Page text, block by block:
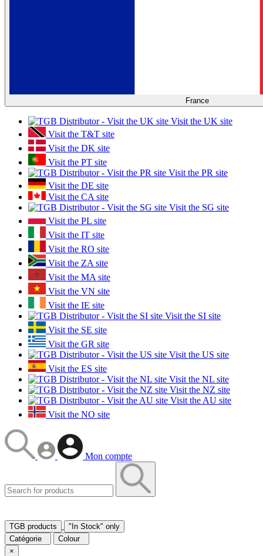
France
Visit the UK site
Visit the T&T site
Visit the DK site
Visit the PT site
Visit the PR site
Visit the DE site
Visit the CA site
Visit the SG site
Visit the PL site
Visit the IT site
Visit the RO site
Visit the ZA site
Visit the MA site
Visit the VN site
Visit the IE site
Visit the SI site
Visit the SE site
Visit the GR site
Visit the US site
Visit the ES site
Visit the NL site
Visit the NZ site
Visit the AU site
Visit the NO site
Mon compte
TGB products
"In Stock" only
Catégorie
Colour
×